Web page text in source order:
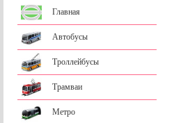
Главная
Автобусы
Троллейбусы
Трамваи
Метро